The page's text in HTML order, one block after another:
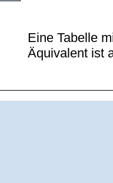
Eine Tabelle
Äquivalent ist